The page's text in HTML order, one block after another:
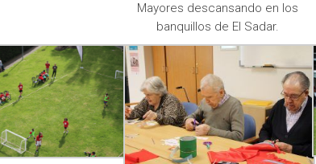
Mayores descansando en los
banquillos de El Sadar.